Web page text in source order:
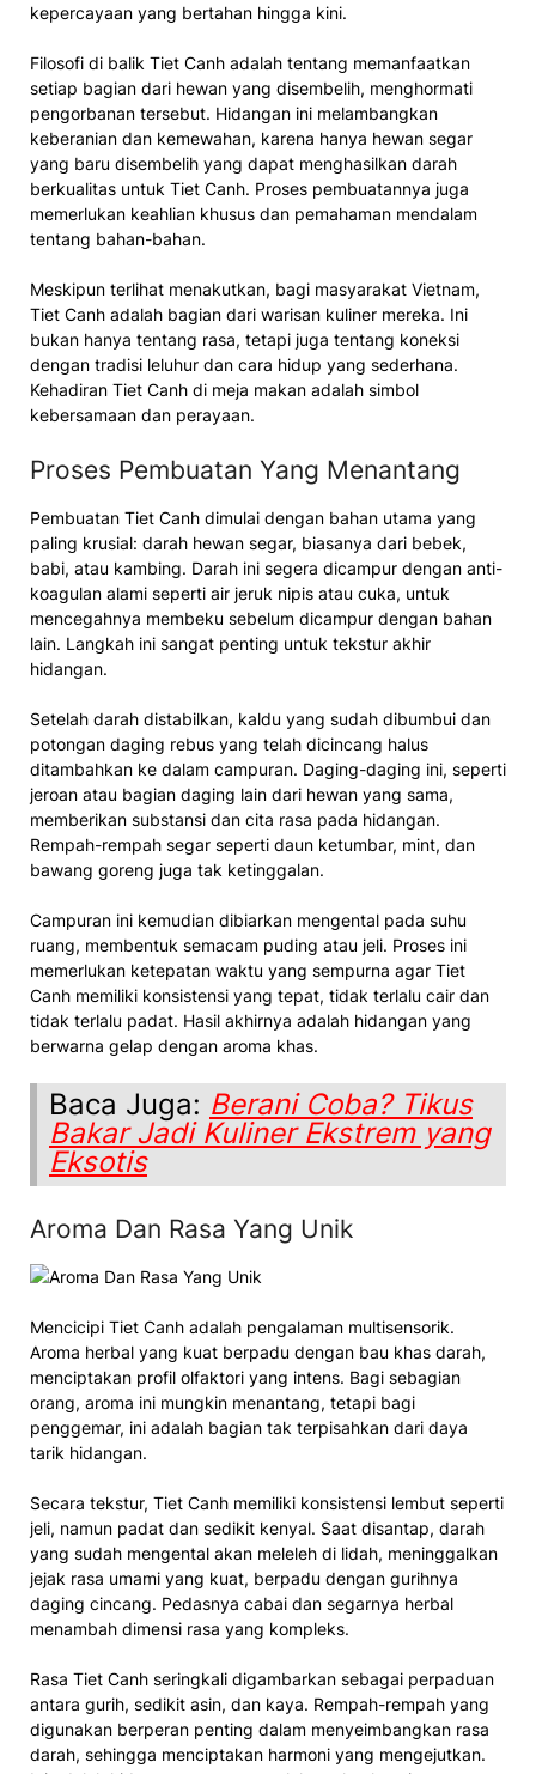
kepercayaan yang bertahan hingga kini.
Filosofi di balik Tiet Canh adalah tentang memanfaatkan
setiap bagian dari hewan yang disembelih, menghormati
pengorbanan tersebut. Hidangan ini melambangkan
keberanian dan kemewahan, karena hanya hewan segar
yang baru disembelih yang dapat menghasilkan darah
berkualitas untuk Tiet Canh. Proses pembuatannya juga
memerlukan keahlian khusus dan pemahaman mendalam
tentang bahan-bahan.
Meskipun terlihat menakutkan, bagi masyarakat Vietnam,
Tiet Canh adalah bagian dari warisan kuliner mereka. Ini
bukan hanya tentang rasa, tetapi juga tentang koneksi
dengan tradisi leluhur dan cara hidup yang sederhana.
Kehadiran Tiet Canh di meja makan adalah simbol
kebersamaan dan perayaan.
Proses Pembuatan Yang Menantang
Pembuatan Tiet Canh dimulai dengan bahan utama yang
paling krusial: darah hewan segar, biasanya dari bebek,
babi, atau kambing. Darah ini segera dicampur dengan anti-
koagulan alami seperti air jeruk nipis atau cuka, untuk
mencegahnya membeku sebelum dicampur dengan bahan
lain. Langkah ini sangat penting untuk tekstur akhir
hidangan.
Setelah darah distabilkan, kaldu yang sudah dibumbui dan
potongan daging rebus yang telah dicincang halus
ditambahkan ke dalam campuran. Daging-daging ini, seperti
jeroan atau bagian daging lain dari hewan yang sama,
memberikan substansi dan cita rasa pada hidangan.
Rempah-rempah segar seperti daun ketumbar, mint, dan
bawang goreng juga tak ketinggalan.
Campuran ini kemudian dibiarkan mengental pada suhu
ruang, membentuk semacam puding atau jeli. Proses ini
memerlukan ketepatan waktu yang sempurna agar Tiet
Canh memiliki konsistensi yang tepat, tidak terlalu cair dan
tidak terlalu padat. Hasil akhirnya adalah hidangan yang
berwarna gelap dengan aroma khas.
Baca Juga: Berani Coba? Tikus
Bakar Jadi Kuliner Ekstrem yang
Eksotis
Aroma Dan Rasa Yang Unik
Mencicipi Tiet Canh adalah pengalaman multisensorik.
Aroma herbal yang kuat berpadu dengan bau khas darah,
menciptakan profil olfaktori yang intens. Bagi sebagian
orang, aroma ini mungkin menantang, tetapi bagi
penggemar, ini adalah bagian tak terpisahkan dari daya
tarik hidangan.
Secara tekstur, Tiet Canh memiliki konsistensi lembut seperti
jeli, namun padat dan sedikit kenyal. Saat disantap, darah
yang sudah mengental akan meleleh di lidah, meninggalkan
jejak rasa umami yang kuat, berpadu dengan gurihnya
daging cincang. Pedasnya cabai dan segarnya herbal
menambah dimensi rasa yang kompleks.
Rasa Tiet Canh seringkali digambarkan sebagai perpaduan
antara gurih, sedikit asin, dan kaya. Rempah-rempah yang
digunakan berperan penting dalam menyeimbangkan rasa
darah, sehingga menciptakan harmoni yang mengejutkan.